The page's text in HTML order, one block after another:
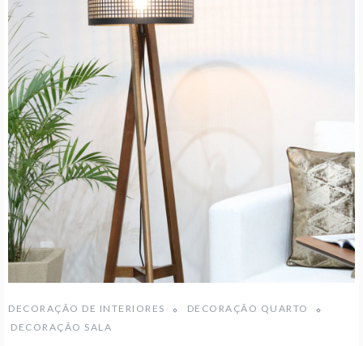
DECORAÇÃO DE INTERIORES
DECORAÇÃO QUARTO
DECORAÇÃO SALA